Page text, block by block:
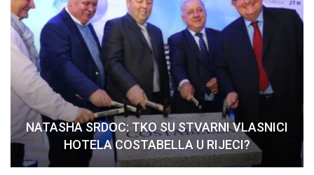
NATASHA SRDOC: TKO SU STVARNI VLASNICI
HOTELA COSTABELLA U RIJECI?